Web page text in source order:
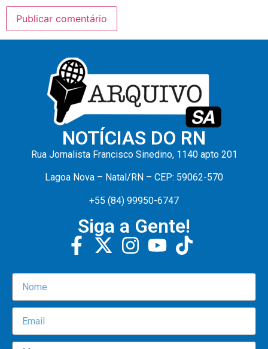
NOTÍCIAS DO RN
Rua Jornalista Francisco Sinedino, 1140 apto 201
Lagoa Nova – Natal/RN – CEP: 59062-570
+55 (84) 99950-6747
Siga a Gente!